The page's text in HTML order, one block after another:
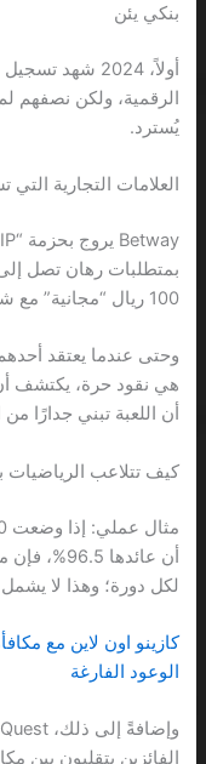
بنكي يئن
الرقمية، ولكن نصفهم
يُسترد.
العلامات التجارية
100 ريال “مجانية” مع شرط 30x.
أن اللعبة تبني جدارًا
كيف تتلاعب الرياضيات
لكل دورة؛ وهذا لا يشمل 0.25 ريال المتراكم كرسوم إدارية.
الوعود الفارغة